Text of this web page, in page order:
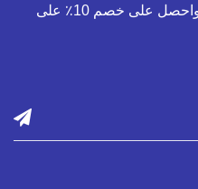
اشترك في النشرة الإخبارية لدينا واحصل على خصم 10٪ على